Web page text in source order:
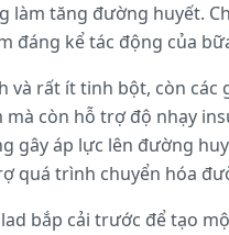
làm tăng đường huyết.
đáng kể tác động của
rất ít tinh bột, còn các
còn hỗ trợ độ nhạy
gây áp lực lên đường
quá trình chuyển hóa
bắp cải trước để tạo